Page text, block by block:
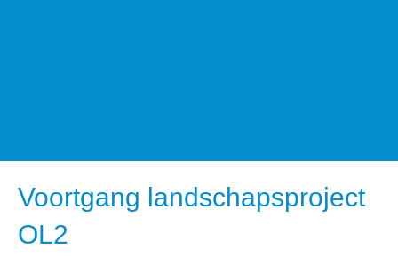
Voortgang landschapsproject
OL2